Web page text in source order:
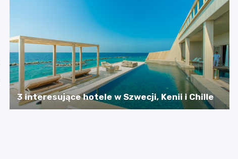
3 interesujące hotele w Szwecji, Kenii i Chille